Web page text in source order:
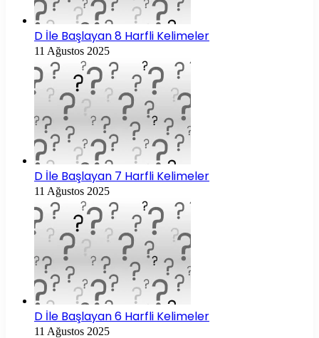
D İle Başlayan 8 Harfli Kelimeler
11 Ağustos 2025
D İle Başlayan 7 Harfli Kelimeler
11 Ağustos 2025
D İle Başlayan 6 Harfli Kelimeler
11 Ağustos 2025